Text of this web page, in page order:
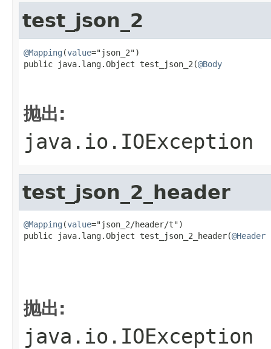
test_json_2
@Mapping (value="json_2")
public java.lang.Object test_json_2(@Body
抛出:
java.io.IOException
test_json_2_header
@Mapping (value="json_2/header/t")
public java.lang.Object test_json_2_header(@Header
抛出:
java.io.IOException